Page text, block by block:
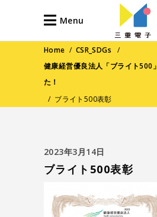
Menu
Home / CSR_SDGs
/
健康経営優良法人「ブライト500
た！
/ ブライト500表彰
2023年3月14日
ブライト500表彰